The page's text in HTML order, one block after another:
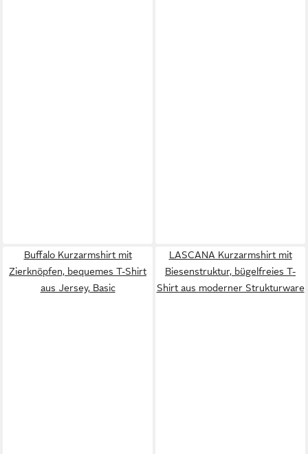
Buffalo Kurzarmshirt mit
Zierknöpfen, bequemes T-Shirt
aus Jersey, Basic
LASCANA Kurzarmshirt mit
Biesenstruktur, bügelfreies T-
Shirt aus moderner Strukturware